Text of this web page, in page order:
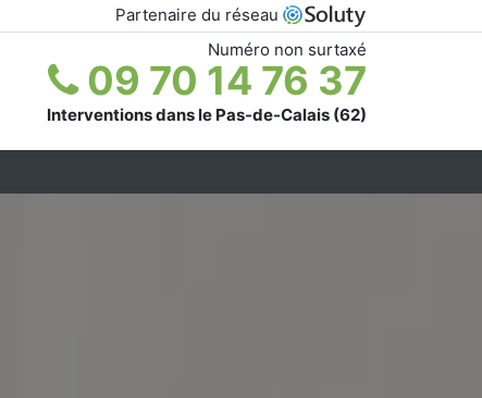
Partenaire du réseau
Numéro non surtaxé
09 70 14 76 37
Interventions dans le Pas-de-Calais (62)